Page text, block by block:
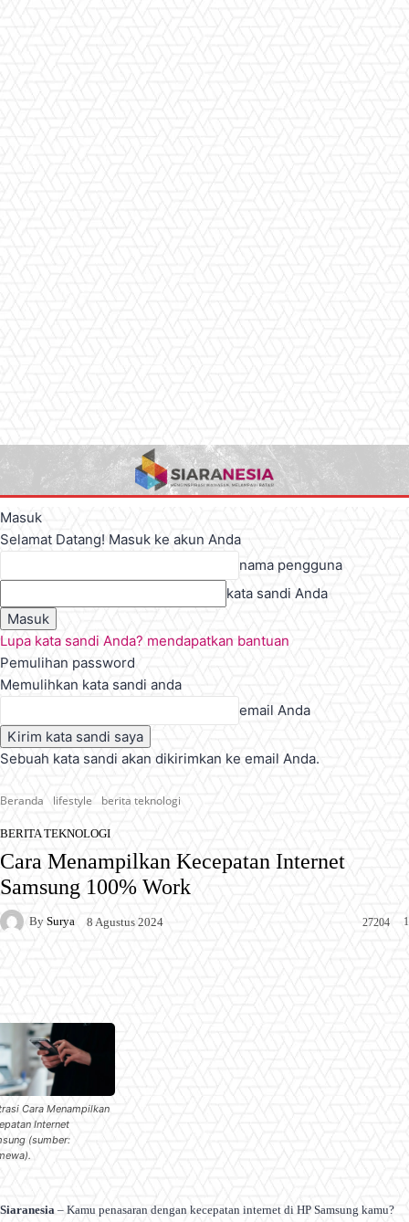
Masuk
Selamat Datang! Masuk ke akun Anda
nama pengguna
kata sandi Anda
Lupa kata sandi Anda? mendapatkan bantuan
Pemulihan password
Memulihkan kata sandi anda
email Anda
Sebuah kata sandi akan dikirimkan ke email Anda.
Beranda lifestyle berita teknologi
BERITA TEKNOLOGI
Cara Menampilkan Kecepatan Internet
Samsung 100% Work
By Surya 8 Agustus 2024 1
27204
Cara Menampilkan
Internet
(sumber:
Siaranesia – Kamu penasaran dengan kecepatan internet di HP Samsung kamu?